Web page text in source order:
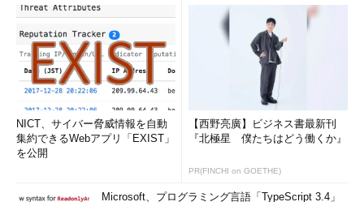
NICT、サイバー脅威情報を自動
集約できるWebアプリ「EXIST」
を公開
【西野亮廣】ビジネス書最新刊
『北極星 僕たちはどう働くか』
PR(FINCHI on GOETHE)
Microsoft、プログラミング言語「TypeScript 3.4」